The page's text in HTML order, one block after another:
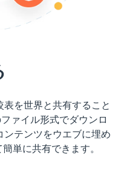
を世界と共有すること
ァイル形式でダウンロ
テンツをウエブに埋め
単に共有できます。